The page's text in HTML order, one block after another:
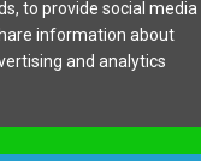
to provide social media
information about
and analytics